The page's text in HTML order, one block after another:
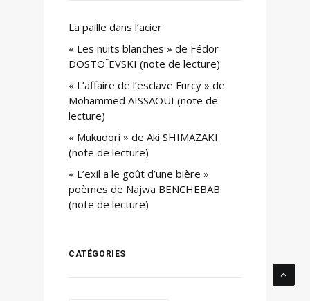
La paille dans l’acier
« Les nuits blanches » de Fédor
DOSTOÏEVSKI (note de lecture)
« L’affaire de l’esclave Furcy » de
Mohammed AISSAOUI (note de
lecture)
« Mukudori » de Aki SHIMAZAKI
(note de lecture)
« L’exil a le goût d’une bière »
poèmes de Najwa BENCHEBAB
(note de lecture)
CATÉGORIES